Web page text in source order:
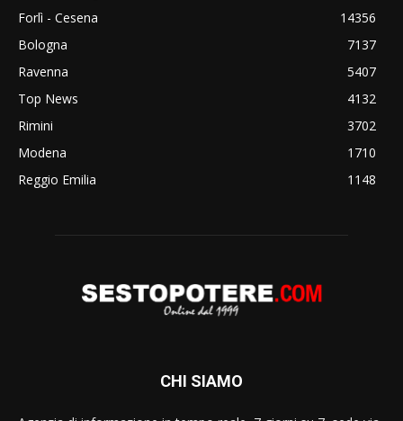
Forlì - Cesena
14356
Bologna
7137
Ravenna
5407
Top News
4132
Rimini
3702
Modena
1710
Reggio Emilia
1148
CHI SIAMO